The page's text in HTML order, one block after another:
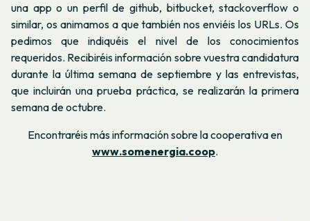
una app o un perfil de github, bitbucket, stackoverflow o
similar, os animamos a que también nos enviéis los URLs. Os
pedimos que indiquéis el nivel de los conocimientos
requeridos. Recibiréis información sobre vuestra candidatura
durante la última semana de septiembre y las entrevistas,
que incluirán una prueba práctica, se realizarán la primera
semana de octubre.
Encontraréis más información sobre la cooperativa en
www.somenergia.coop.